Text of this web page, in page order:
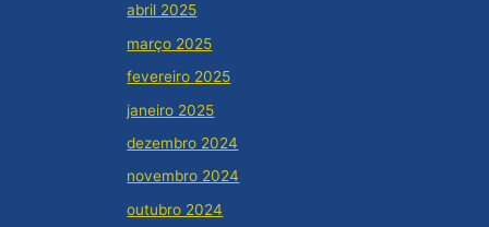
abril 2025
março 2025
fevereiro 2025
janeiro 2025
dezembro 2024
novembro 2024
outubro 2024